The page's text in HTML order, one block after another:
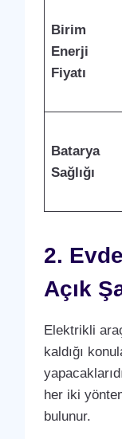
Birim
Enerji
Fiyatı
Batarya
Sağlığı
2.
Açık
Elektrikli
kaldığı
her iki
bulunur.